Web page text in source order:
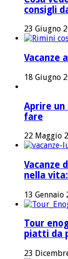
consigli
23 Giugno
Vacanze
18 Giugno
Aprire un
fare
22 Maggio
Vacanze
nella
13 Gennaio
Tour
piatti da
23